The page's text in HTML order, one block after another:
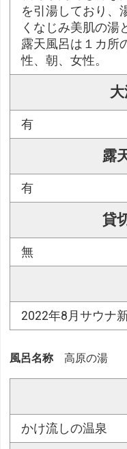
を引湯しており、
くなじみ美肌の湯
露天風呂は１カ所
性、朝、女性。
有
露
有
貸
無
2022年8月サウナ
風呂名称 高原の湯
かけ流しの温泉